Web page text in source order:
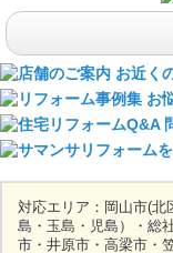
対応エリア：岡山市(北
島・玉島・児島）・総
市・井原市・高梁市・